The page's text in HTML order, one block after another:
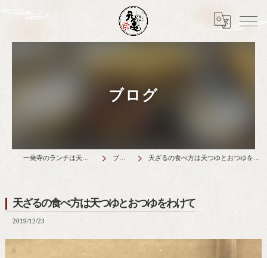
ブログ
ブログ 天ざるの食べ方は天つゆとおつゆをわけて
天ざるの食べ方は天つゆとおつゆをわけて
2019/12/23